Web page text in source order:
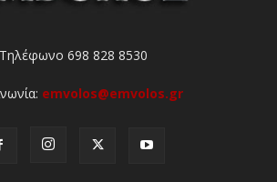
Τηλέφωνο 698 828 8530
emvolos@emvolos.gr